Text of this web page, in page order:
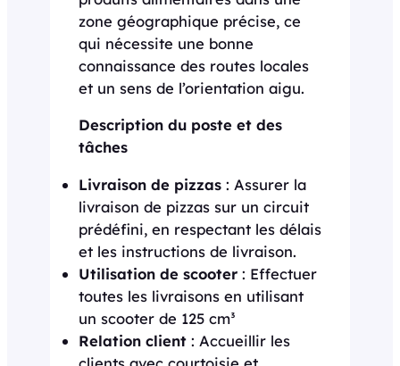
zone géographique précise, ce
qui nécessite une bonne
connaissance des routes locales
et un sens de l’orientation aigu.
Description du poste et des
tâches
Livraison de pizzas : Assurer la
livraison de pizzas sur un circuit
prédéfini, en respectant les délais
et les instructions de livraison.
Utilisation de scooter : Effectuer
toutes les livraisons en utilisant
un scooter de 125 cm³
Relation client : Accueillir les